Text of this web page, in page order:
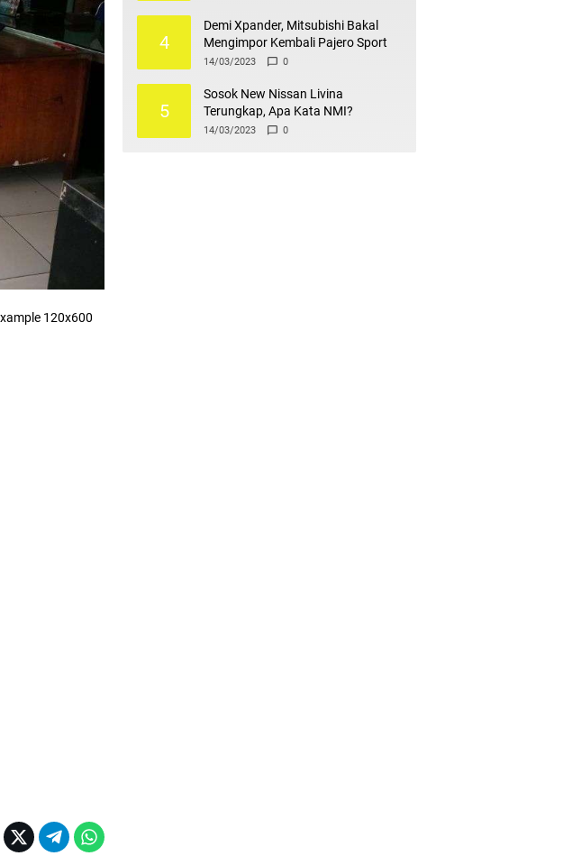
4
Demi Xpander, Mitsubishi Bakal
Mengimpor Kembali Pajero Sport
14/03/2023 0
5
Sosok New Nissan Livina
Terungkap, Apa Kata NMI?
14/03/2023 0